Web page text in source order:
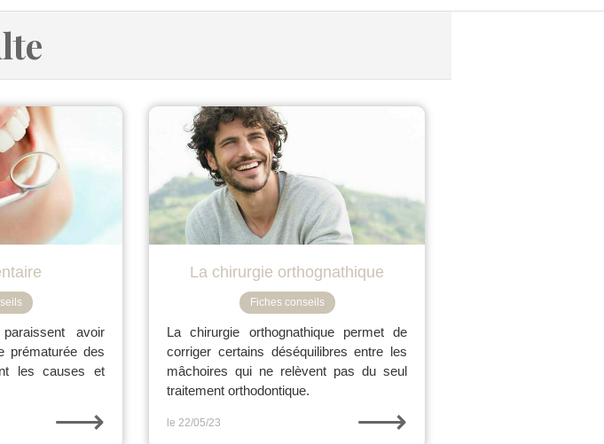
avoir
prématurée des
les causes et
⟶
La chirurgie orthognathique
Fiches conseils
La chirurgie orthognathique permet de
corriger certains déséquilibres entre les
mâchoires qui ne relèvent pas du seul
traitement orthodontique.
le 22/05/23 ⟶